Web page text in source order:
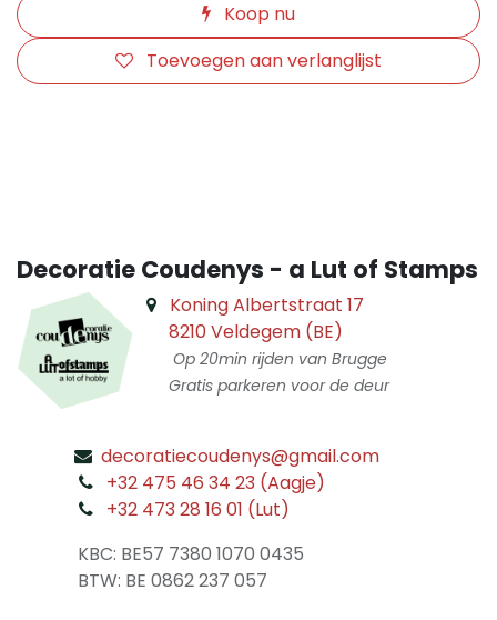
Koop nu
Toevoegen aan verlanglijst
Decoratie Coudenys - a Lut of Stamps
Koning Albertstraat 17
8210 Veldegem (BE)
Op 20min rijden van Brugge
Gratis parkeren voor de deur
decoratiecoudenys@gmail.com
+32 475 46 34 23 (Aagje)
+32 473 28 16 01 (Lut)
KBC: BE57 7380 1070 0435
​ BTW: BE 0862 237 057